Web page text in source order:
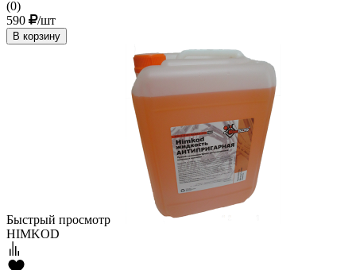
(0)
590
/шт
В корзину
Быстрый просмотр
HIMKOD